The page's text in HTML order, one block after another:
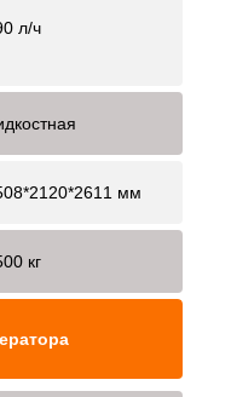
л/ч
мм
кг